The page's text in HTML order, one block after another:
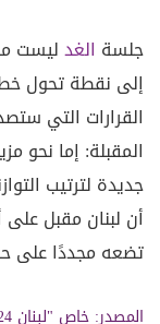
جلسة الغدليست
إلى نقطة تحول
القرارات التي
المقبلة: إما نحو
جديدة لترتيب
أن لبنان مقبل
تضعه مجددًا على
المصدر: خاص "لبنان 24"